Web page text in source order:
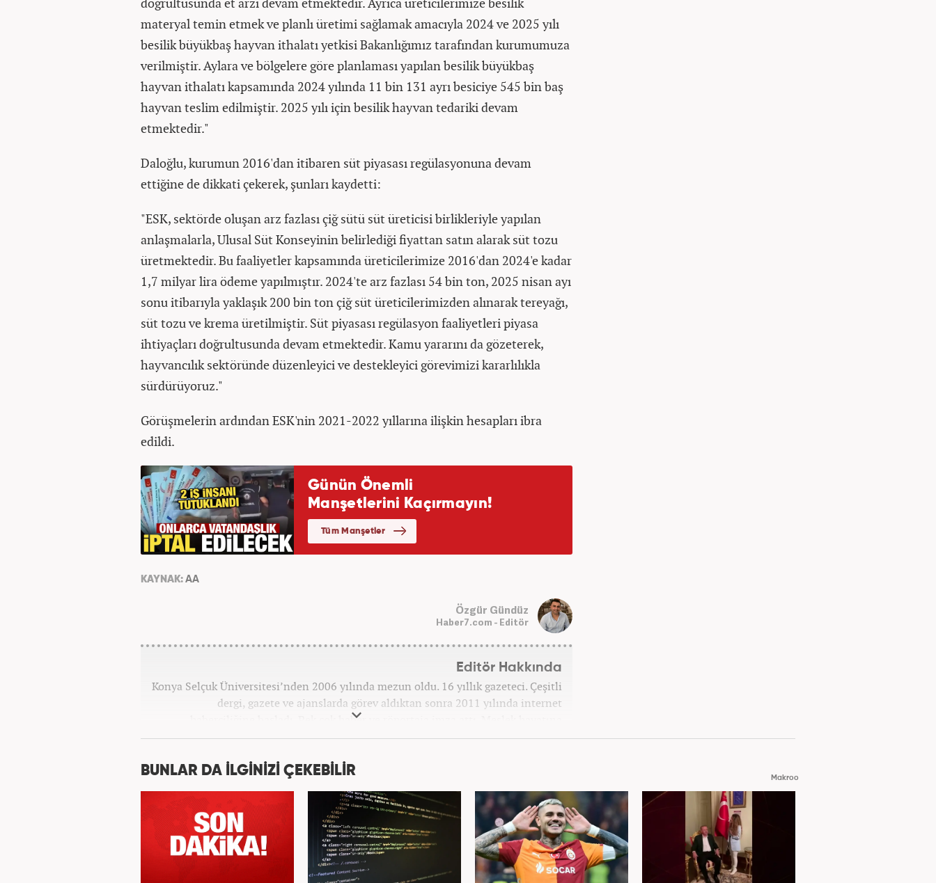
materyal temin etmek ve planlı üretimi sağlamak amacıyla 2024 ve 2025 yılı
besilik büyükbaş hayvan ithalatı yetkisi Bakanlığımız tarafından kurumumuza
verilmiştir. Aylara ve bölgelere göre planlaması yapılan besilik büyükbaş
hayvan ithalatı kapsamında 2024 yılında 11 bin 131 ayrı besiciye 545 bin baş
hayvan teslim edilmiştir. 2025 yılı için besilik hayvan tedariki devam
etmektedir."
Daloğlu, kurumun 2016'dan itibaren süt piyasası regülasyonuna devam
ettiğine de dikkati çekerek, şunları kaydetti:
"ESK, sektörde oluşan arz fazlası çiğ sütü süt üreticisi birlikleriyle yapılan
anlaşmalarla, Ulusal Süt Konseyinin belirlediği fiyattan satın alarak süt tozu
üretmektedir. Bu faaliyetler kapsamında üreticilerimize 2016'dan 2024'e kadar
1,7 milyar lira ödeme yapılmıştır. 2024'te arz fazlası 54 bin ton, 2025 nisan ayı
sonu itibarıyla yaklaşık 200 bin ton çiğ süt üreticilerimizden alınarak tereyağı,
süt tozu ve krema üretilmiştir. Süt piyasası regülasyon faaliyetleri piyasa
ihtiyaçları doğrultusunda devam etmektedir. Kamu yararını da gözeterek,
hayvancılık sektöründe düzenleyici ve destekleyici görevimizi kararlılıkla
sürdürüyoruz."
Görüşmelerin ardından ESK'nin 2021-2022 yıllarına ilişkin hesapları ibra
edildi.
KAYNAK: AA
Özgür Gündüz
Haber7.com - Editör
Editör Hakkında
Konya Selçuk Üniversitesi’nden 2006 yılında mezun oldu. 16 yıllık gazeteci. Çeşitli
dergi, gazete ve ajanslarda görev aldıktan sonra 2011 yılında internet
haberciliğine başladı. Pek çok haber ve röportaja imza attı. Meslek hayatına
Haber7.com’da 7 yıldır ekonomi editörü olarak devam etmektedir.
BUNLAR DA İLGİNİZİ ÇEKEBİLİR Makroo